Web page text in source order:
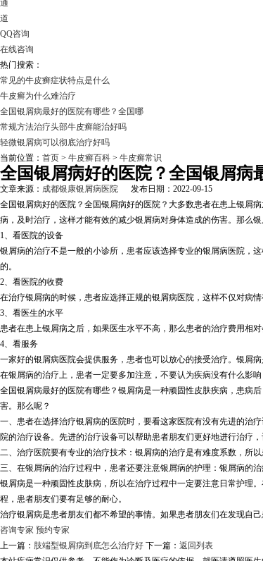
通
道
QQ咨询
在线咨询
热门搜索：
常见的牛皮癣症状特点是什么
牛皮癣为什么难治疗
全国银屑病最好的医院有哪些？全国哪
常规方法治疗头部牛皮癣能治好吗
轻微银屑病可以彻底治疗好吗
当前位置： 首页 > 牛皮癣百科 > 牛皮癣常识
全国银屑病好的医院？全国银屑病
文章来源： 成都银康银屑病医院 发布日期：2022-09-15
全国银屑病好的医院？全国银屑病好的医院？大多数患者在患上银屑
病，及时治疗，这样才能有效的减少银屑病对身体造成的伤害。那么
1、看医院的设备
银屑病的治疗不是一般的小诊所，患者应该选择专业的银屑病医院，
的。
2、看医院的收费
在治疗银屑病的时候，患者应选择正规的银屑病医院，这样不仅对病
3、看医生的水平
患者在患上银屑病之后，如果医生水平不高，那么患者的治疗费用相
4、看服务
一家好的银屑病医院会提供服务，患者也可以放心的接受治疗。银屑
在银屑病的治疗上，患者一定要多加注意，不要认为疾病没有什么影
全国银屑病最好的医院有哪些？银屑病是一种顽固性皮肤疾病，患病
害。那么呢？
一、患者在选择治疗银屑病的医院时，要看这家医院有没有先进的治
院的治疗设备。先进的治疗设备可以帮助患者朋友们更好地进行治疗，
二、治疗医院要有专业的治疗技术：银屑病的治疗是有难度系数，所
三、在银屑病的治疗过程中，患者还要注意银屑病的护理：银屑病的
银屑病是一种顽固性皮肤病，所以在治疗过程中一定要注意日常护理
程，患者朋友们要有足够的耐心。
治疗银屑病是患者朋友们都不希望的事情。如果患者朋友们在发现自
咨询专家 预约专家
上一篇： 肢端型银屑病到底怎么治疗好 下一篇： 返回列表